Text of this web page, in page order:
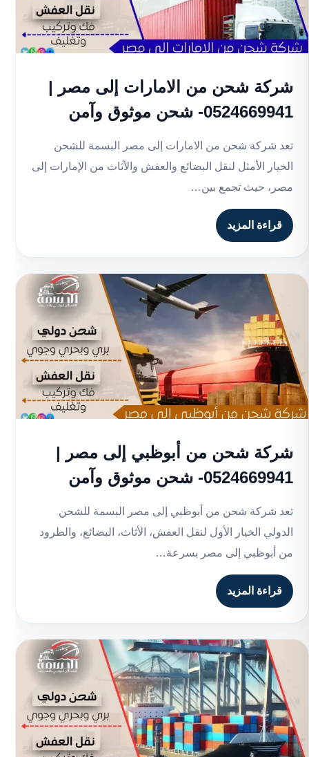
شركة شحن من الامارات إلى مصر |
0524669941- شحن موثوق وآمن
تعد شركة شحن من الامارات إلى مصر البسمة للشحن
الخيار الأمثل لنقل البضائع والعفش والأثاث من الإمارات إلى
مصر، حيث تجمع بين…
قراءة المزيد
شركة شحن من أبوظبي إلى مصر |
0524669941- شحن موثوق وآمن
تعد شركة شحن من أبوظبي إلى مصر البسمة للشحن
الدولي الخيار الأول لنقل العفش، الأثاث، البضائع، والطرود
من أبوظبي إلى مصر بسرعة…
قراءة المزيد